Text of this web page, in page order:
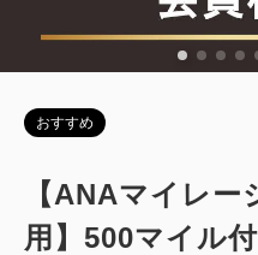
残り1室
おすすめ
【ANAマイレ
用】500マイル